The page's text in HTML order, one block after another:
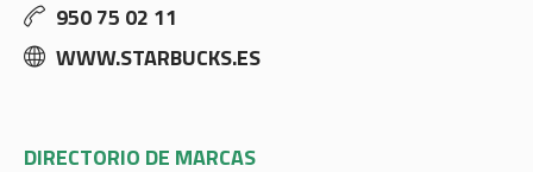
950 75 02 11
WWW.STARBUCKS.ES
DIRECTORIO DE MARCAS